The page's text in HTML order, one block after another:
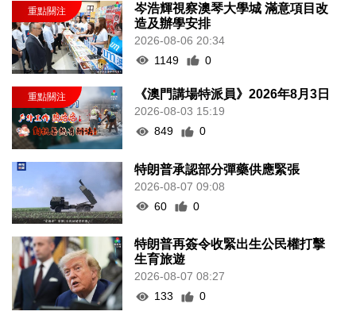
岑浩輝視察澳琴大學城 滿意項目改
造及辦學安排
2026-08-06 20:34
1149
0
《澳門講場特派員》2026年8月3日
2026-08-03 15:19
849
0
特朗普承認部分彈藥供應緊張
2026-08-07 09:08
60
0
特朗普再簽令收緊出生公民權打擊
生育旅遊
2026-08-07 08:27
133
0